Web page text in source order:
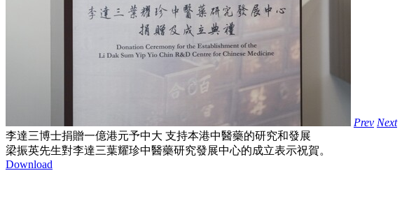
Prev Next
李達三博士捐贈一億港元予中大 支持本港中醫藥的研究和發展
梁振英先生對李達三葉耀珍中醫藥研究發展中心的成立表示祝賀。
Download